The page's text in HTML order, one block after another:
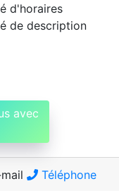
d'horaires
de description
avec
Téléphone